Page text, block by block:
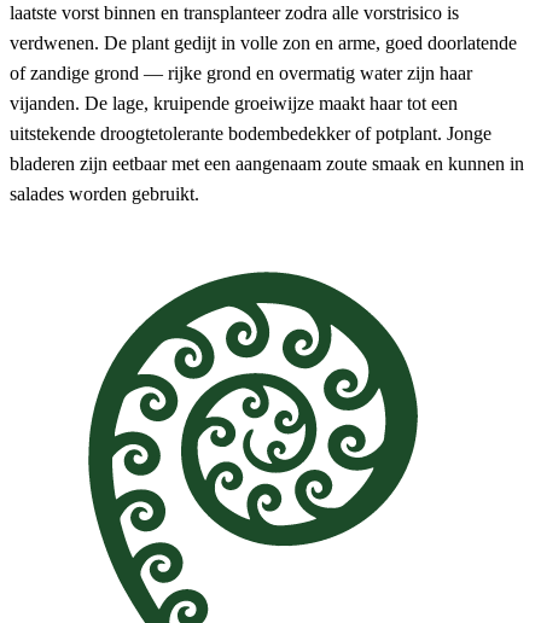
laatste vorst binnen en transplanteer zodra alle vorstrisico is
verdwenen. De plant gedijt in volle zon en arme, goed doorlatende
of zandige grond — rijke grond en overmatig water zijn haar
vijanden. De lage, kruipende groeiwijze maakt haar tot een
uitstekende droogtetolerante bodembedekker of potplant. Jonge
bladeren zijn eetbaar met een aangenaam zoute smaak en kunnen in
salades worden gebruikt.